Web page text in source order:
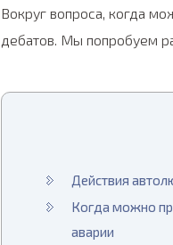
Вокруг вопроса, когда
дебатов. Мы попробуем
Действия
Когда можно
аварии